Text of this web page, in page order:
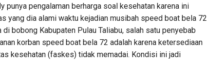
punya pengalaman berharga soal kesehatan karena ini
yang dia alami waktu kejadian musibah speed boat bela 72
di bobong Kabupaten Pulau Taliabu, salah satu penyebab
korban speed boat bela 72 adalah karena ketersediaan
kesehatan (faskes) tidak memadai. Kondisi ini jadi